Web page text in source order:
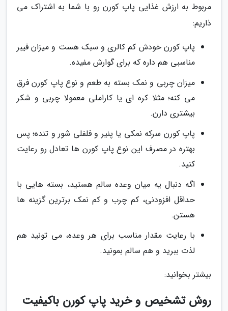
مربوط به ارزش غذایی پاپ کورن رو با شما به اشتراک می
ذاریم:
پاپ کورن خودش کم کالری و سبک هست و میزان فیبر
مناسبی هم داره که برای گوارش مفیده.
میزان چربی و نمک بسته به طعم و نوع پاپ کورن فرق
می کنه؛ مثلا کره ای یا کاراملی معمولا چربی و شکر
بیشتری دارن.
پاپ کورن سرکه نمکی یا پنیر و فلفلی شور و تنده؛ پس
بهتره در مصرف این نوع پاپ کورن ها تعادل رو رعایت
کنید.
اگه دنبال یه میان وعده سالم هستید، بسته هایی با
حداقل افزودنی، کم چرب و کم نمک برترین گزینه ها
هستن.
با رعایت مقدار مناسب برای هر وعده، می تونید هم
لذت ببرید و هم سالم بمونید.
بیشتر بخوانید:
روش تشخیص و خرید پاپ کورن باکیفیت